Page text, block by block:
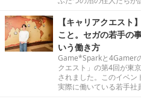
【キャリアクエスト
こと。セガの若手の
いう働き方
Game*Sparkと4Gamer
クエスト」の第4回が東
されました。このイベ
実際に働いている若手社